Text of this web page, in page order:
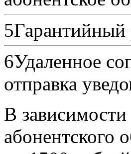
5Гарантийный
6Удаленное
отправка
В
абонентского